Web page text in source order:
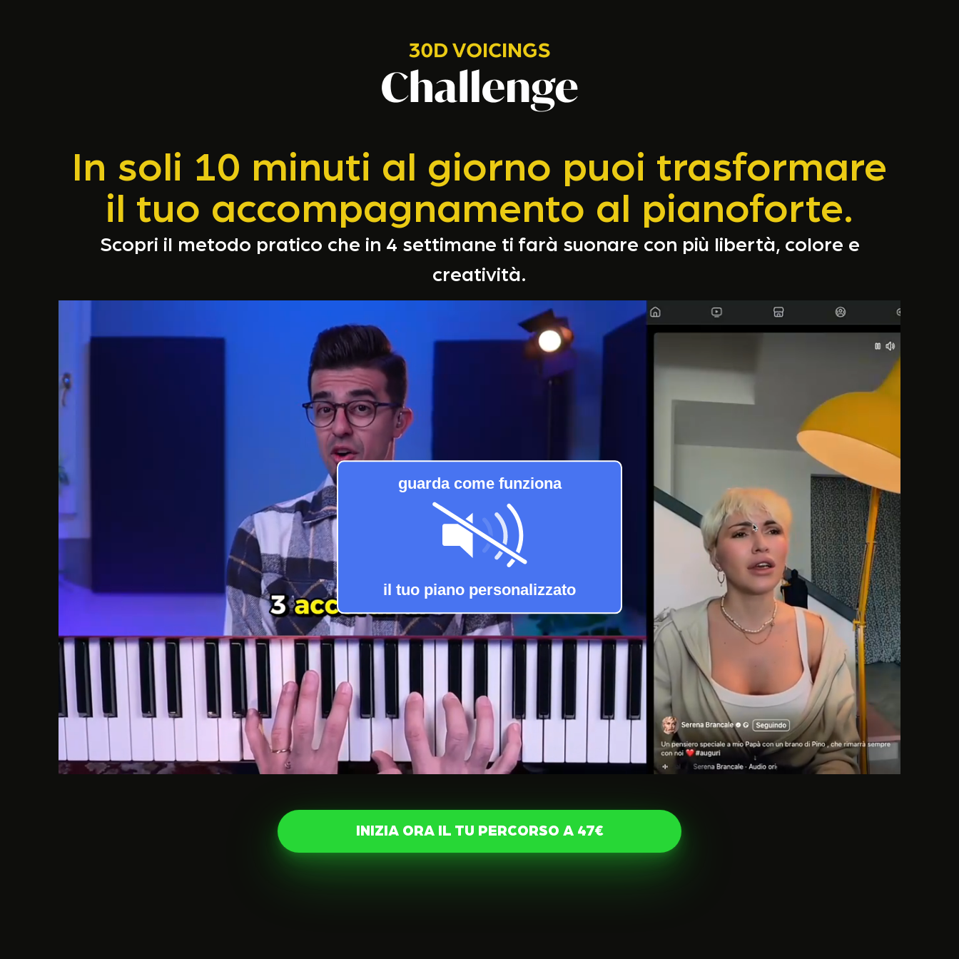
In soli 10 minuti al giorno puoi trasformare
il tuo accompagnamento al pianoforte.
Scopri il metodo pratico che in 4 settimane ti farà suonare con più libertà, colore e
creatività.
INIZIA ORA IL TU PERCORSO A 47€